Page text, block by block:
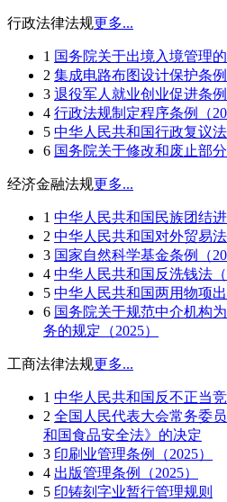
行政法律法规更多...
1 国务院关于出境入境管理的
2 集成电路布图设计保护条例
3 退役军人就业创业促进条例
4 行政法规制定程序条例（
5 中华人民共和国行政复议法
6 国务院关于修改和废止部
经济金融法规更多...
1 中华人民共和国民族团结进
2 中华人民共和国对外贸易法
3 国家自然科学基金条例（
4 中华人民共和国反洗钱法（
5 中华人民共和国两用物项出
6 国务院关于规范中介机构
务的规定（2025）
工商法律法规更多...
1 中华人民共和国反不正当竞
2 全国人民代表大会常务委
和国食品安全法》的决定
3 印刷业管理条例（2025）
4 出版管理条例（2025）
5 印铸刻字业暂行管理规则